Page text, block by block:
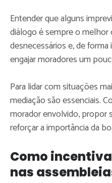
Entender que alguns
diálogo é sempre o
desnecessários e, de
engajar moradores um
Para lidar com situações
mediação são essenciais.
morador envolvido, propor
reforçar a importância da
Como
nas